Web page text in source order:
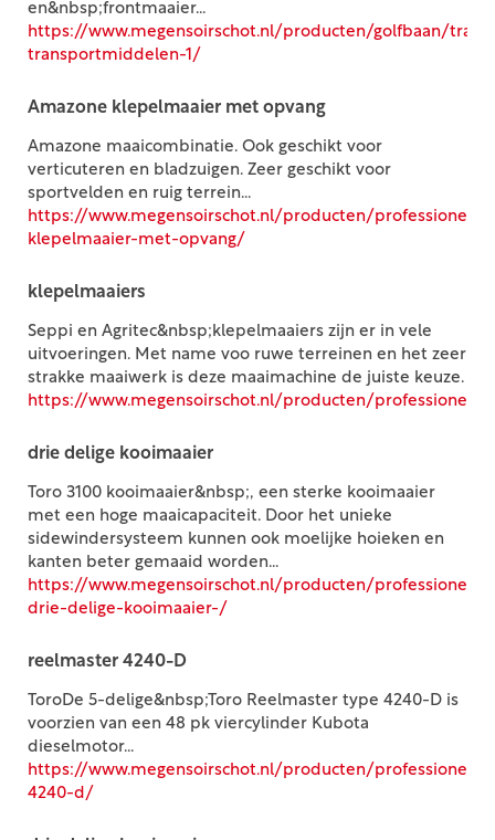
en&nbsp;frontmaaier...
https://www.megensoirschot.nl/producten/golfbaan/
transportmiddelen-1/
Amazone klepelmaaier met opvang
Amazone maaicombinatie. Ook geschikt voor
verticuteren en bladzuigen. Zeer geschikt voor
sportvelden en ruig terrein...
https://www.megensoirschot.nl/producten/
klepelmaaier-met-opvang/
klepelmaaiers
Seppi en Agritec&nbsp;klepelmaaiers zijn er in vele
uitvoeringen. Met name voo ruwe terreinen en het zeer
strakke maaiwerk is deze maaimachine de juiste keuze.
https://www.megensoirschot.nl/producten/
drie delige kooimaaier
Toro 3100 kooimaaier&nbsp;, een sterke kooimaaier
met een hoge maaicapaciteit. Door het unieke
sidewindersysteem kunnen ook moelijke hoieken en
kanten beter gemaaid worden...
https://www.megensoirschot.nl/producten/
drie-delige-kooimaaier-/
reelmaster 4240-D
ToroDe 5-delige&nbsp;Toro Reelmaster type 4240-D is
voorzien van een 48 pk viercylinder Kubota
dieselmotor...
https://www.megensoirschot.nl/producten/
4240-d/